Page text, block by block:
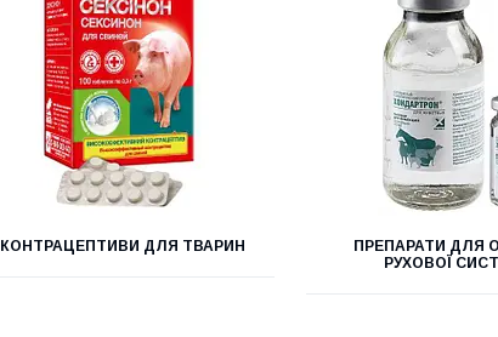
КОНТРАЦЕПТИВИ ДЛЯ ТВАРИН
ПРЕПАРАТИ ДЛЯ
РУХОВОЇ